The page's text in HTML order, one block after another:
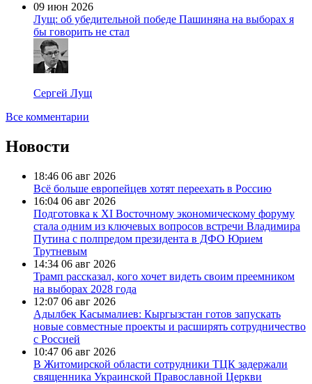
09 июн 2026
Лущ: об убедительной победе Пашиняна на выборах я
бы говорить не стал
Сергей Лущ
Все комментарии
Новости
18:46 06 авг 2026
Всё больше европейцев хотят переехать в Россию
16:04 06 авг 2026
Подготовка к XI Восточному экономическому форуму
стала одним из ключевых вопросов встречи Владимира
Путина с полпредом президента в ДФО Юрием
Трутневым
14:34 06 авг 2026
Трамп рассказал, кого хочет видеть своим преемником
на выборах 2028 года
12:07 06 авг 2026
Адылбек Касымалиев: Кыргызстан готов запускать
новые совместные проекты и расширять сотрудничество
с Россией
10:47 06 авг 2026
В Житомирской области сотрудники ТЦК задержали
священника Украинской Православной Церкви